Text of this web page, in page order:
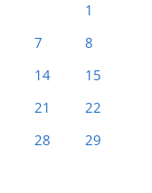
1
7
8
14
15
21
22
28
29